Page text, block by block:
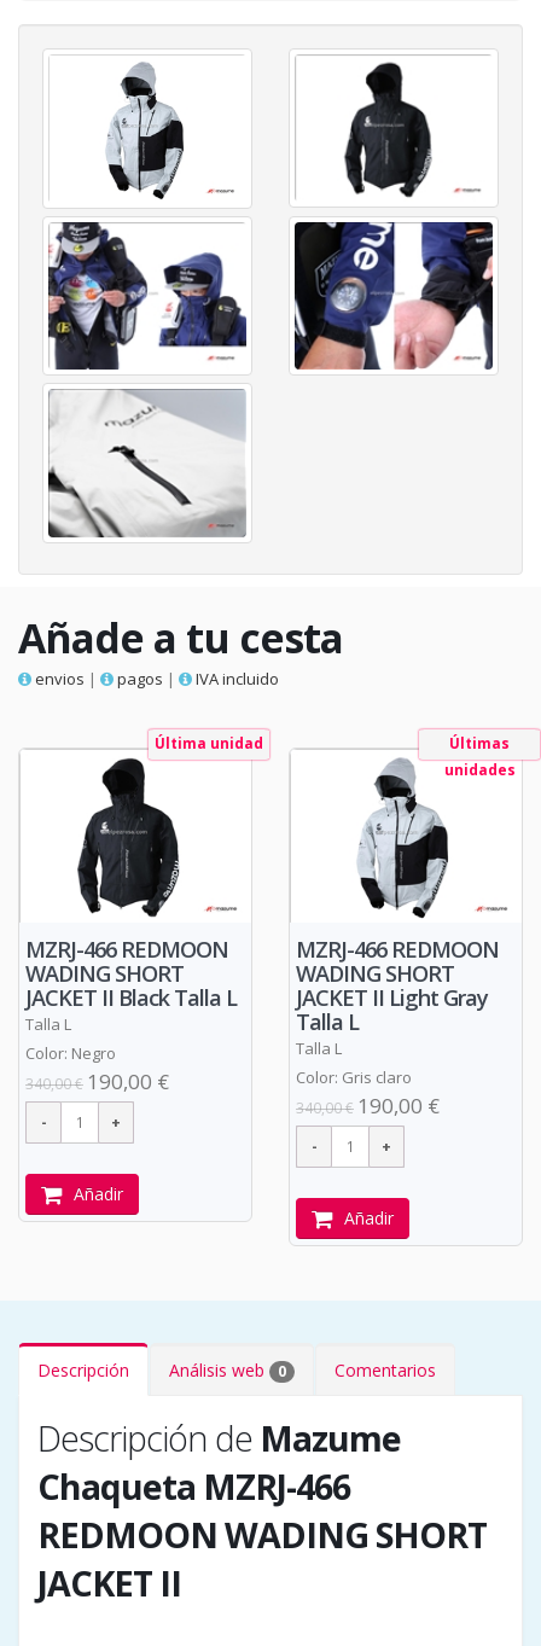
Añade a tu cesta
envios | pagos | IVA incluido
Última unidad
MZRJ-466 REDMOON
WADING SHORT
JACKET II Black Talla L
Talla L
Color: Negro
340,00 € 190,00 €
Añadir
Últimas
unidades
MZRJ-466 REDMOON
WADING SHORT
JACKET II Light Gray
Talla L
Talla L
Color: Gris claro
340,00 € 190,00 €
Añadir
Descripción Análisis web 0 Comentarios
Descripción de Mazume
Chaqueta MZRJ-466
REDMOON WADING SHORT
JACKET II